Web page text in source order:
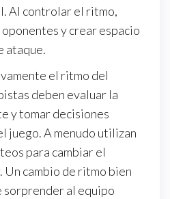
Al controlar el ritmo,
y crear espacio
ataque.
el ritmo del
deben evaluar la
y tomar decisiones
juego. A menudo utilizan
para cambiar el
Un cambio de ritmo bien
sorprender al equipo